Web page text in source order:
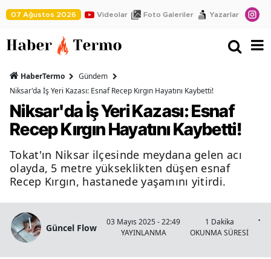
07 Ağustos 2026 Videolar Foto Galeriler Yazarlar
HaberTermo
Gündem
Niksar'da İş Yeri Kazası: Esnaf Recep Kırgın Hayatını Kaybetti!
Niksar'da İş Yeri Kazası: Esnaf
Recep Kırgın Hayatını Kaybetti!
Tokat'ın Niksar ilçesinde meydana gelen acı
olayda, 5 metre yükseklikten düşen esnaf
Recep Kırgın, hastanede yaşamını yitirdi.
Güncel Flow
03 Mayıs 2025 - 22:49
YAYINLANMA
1 Dakika
OKUNMA SÜRESİ